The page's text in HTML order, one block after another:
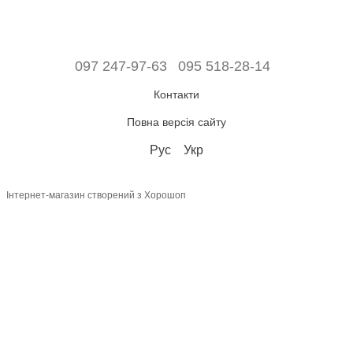
097 247-97-63 095 518-28-14
Контакти
Повна версія сайту
Рус Укр
Інтернет-магазин створений з Хорошоп